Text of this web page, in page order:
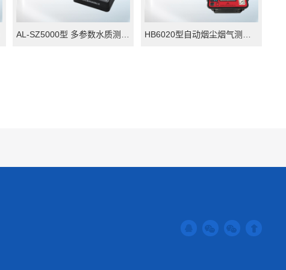
AL-SZ5000型 多参数水质测定仪 HB6020型自动烟尘烟气测试仪